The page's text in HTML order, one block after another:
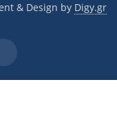
& Design by Digy.gr